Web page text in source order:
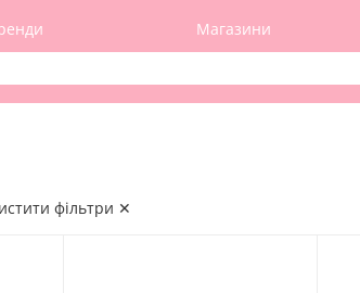
Магазини
фільтри ✕